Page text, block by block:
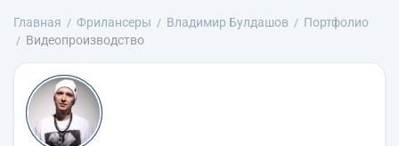
Главная Фрилансеры Владимир Булдашов
Портфолио
Видеопроизводство